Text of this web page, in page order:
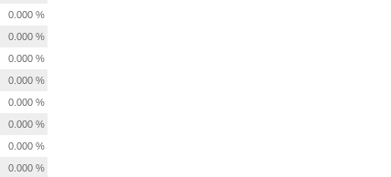
0.000 %
0.000 %
0.000 %
0.000 %
0.000 %
0.000 %
0.000 %
0.000 %